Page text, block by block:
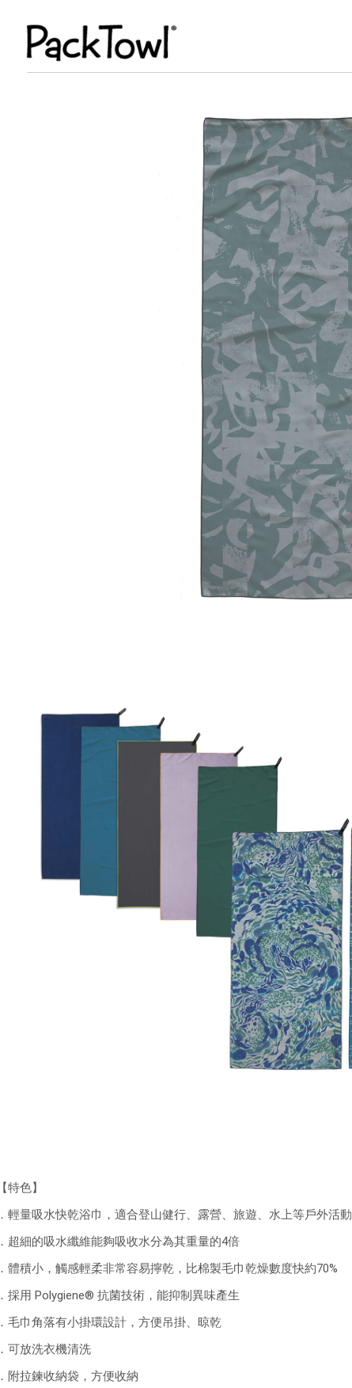
【特色】
．輕量吸水快乾浴巾，適合登山健行、露營、旅遊、水上等戶外活動
．超細的吸水纖維能夠吸收水分為其重量的4倍
．體積小，觸感輕柔非常容易擰乾，比棉製毛巾乾燥數度快約70%
．採用 Polygiene® 抗菌技術，能抑制異味產生
．毛巾角落有小掛環設計，方便吊掛、晾乾
．可放洗衣機清洗
．附拉鍊收納袋，方便收納